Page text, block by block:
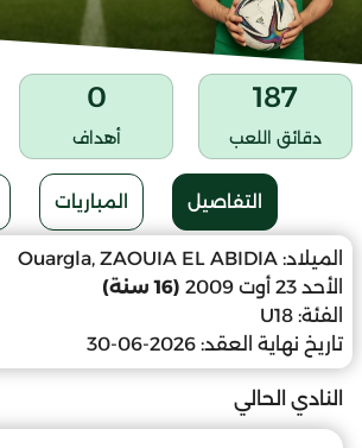
187
دقائق اللعب
0
أهداف
التفاصيل المباريات
الميلاد: Ouargla, ZAOUIA EL ABIDIA
الأحد 23 أوت 2009
(16 سنة)
الفئة: U18
تاريخ نهاية العقد: 2026-06-30
النادي الحالي